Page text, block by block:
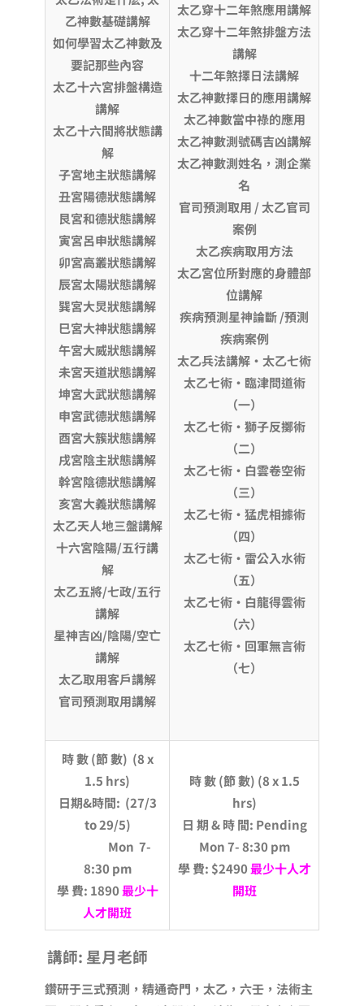
乙神數基礎講解
如何學習太乙神數及
要記那些內容
太乙十六宮排盤構造
講解
太乙十六間將狀態講
解
子宮地主狀態講解
丑宮陽德狀態講解
艮宮和德狀態講解
寅宮呂申狀態講解
卯宮高叢狀態講解
辰宮太陽狀態講解
巽宮大炅狀態講解
巳宮大神狀態講解
午宮大威狀態講解
未宮天道狀態講解
坤宮大武狀態講解
申宮武德狀態講解
酉宮大簇狀態講解
戌宮陰主狀態講解
幹宮陰德狀態講解
亥宮大義狀態講解
太乙天人地三盤講解
十六宮陰陽/五行講
解
太乙五將/七政/五行
講解
星神吉凶/陰陽/空亡
講解
太乙取用客戶講解
官司預測取用講解
太乙穿十二年煞應用講解
太乙穿十二年煞排盤方法
講解
十二年煞擇日法講解
太乙神數擇日的應用講解
太乙神數當中祿的應用
太乙神數測號碼吉凶講解
太乙神數測姓名，測企業
名
官司預測取用 / 太乙官司
案例
太乙疾病取用方法
太乙宮位所對應的身體部
位講解
疾病預測星神論斷/預測
疾病案例
太乙兵法講解·太乙七術
太乙七術·臨津問道術
（一）
太乙七術·獅子反擲術
（二）
太乙七術·白雲卷空術
（三）
太乙七術·猛虎相據術
（四）
太乙七術·雷公入水術
（五）
太乙七術·白龍得雲術
（六）
太乙七術·回軍無言術
（七）
時 數(節 數) (8 x
1.5 hrs)
日期&時間: (27/3
to 29/5)
Mon 7-
8:30 pm
學 費: 1890最少十
人才開班
時 數(節 數) (8 x 1.5
hrs)
日 期& 時 間: Pending
Mon 7- 8:30 pm
學 費: $2490最少十人才
開班
講師: 星月老師
鑽研于三式預測，精通奇門，太乙，六壬，法術主